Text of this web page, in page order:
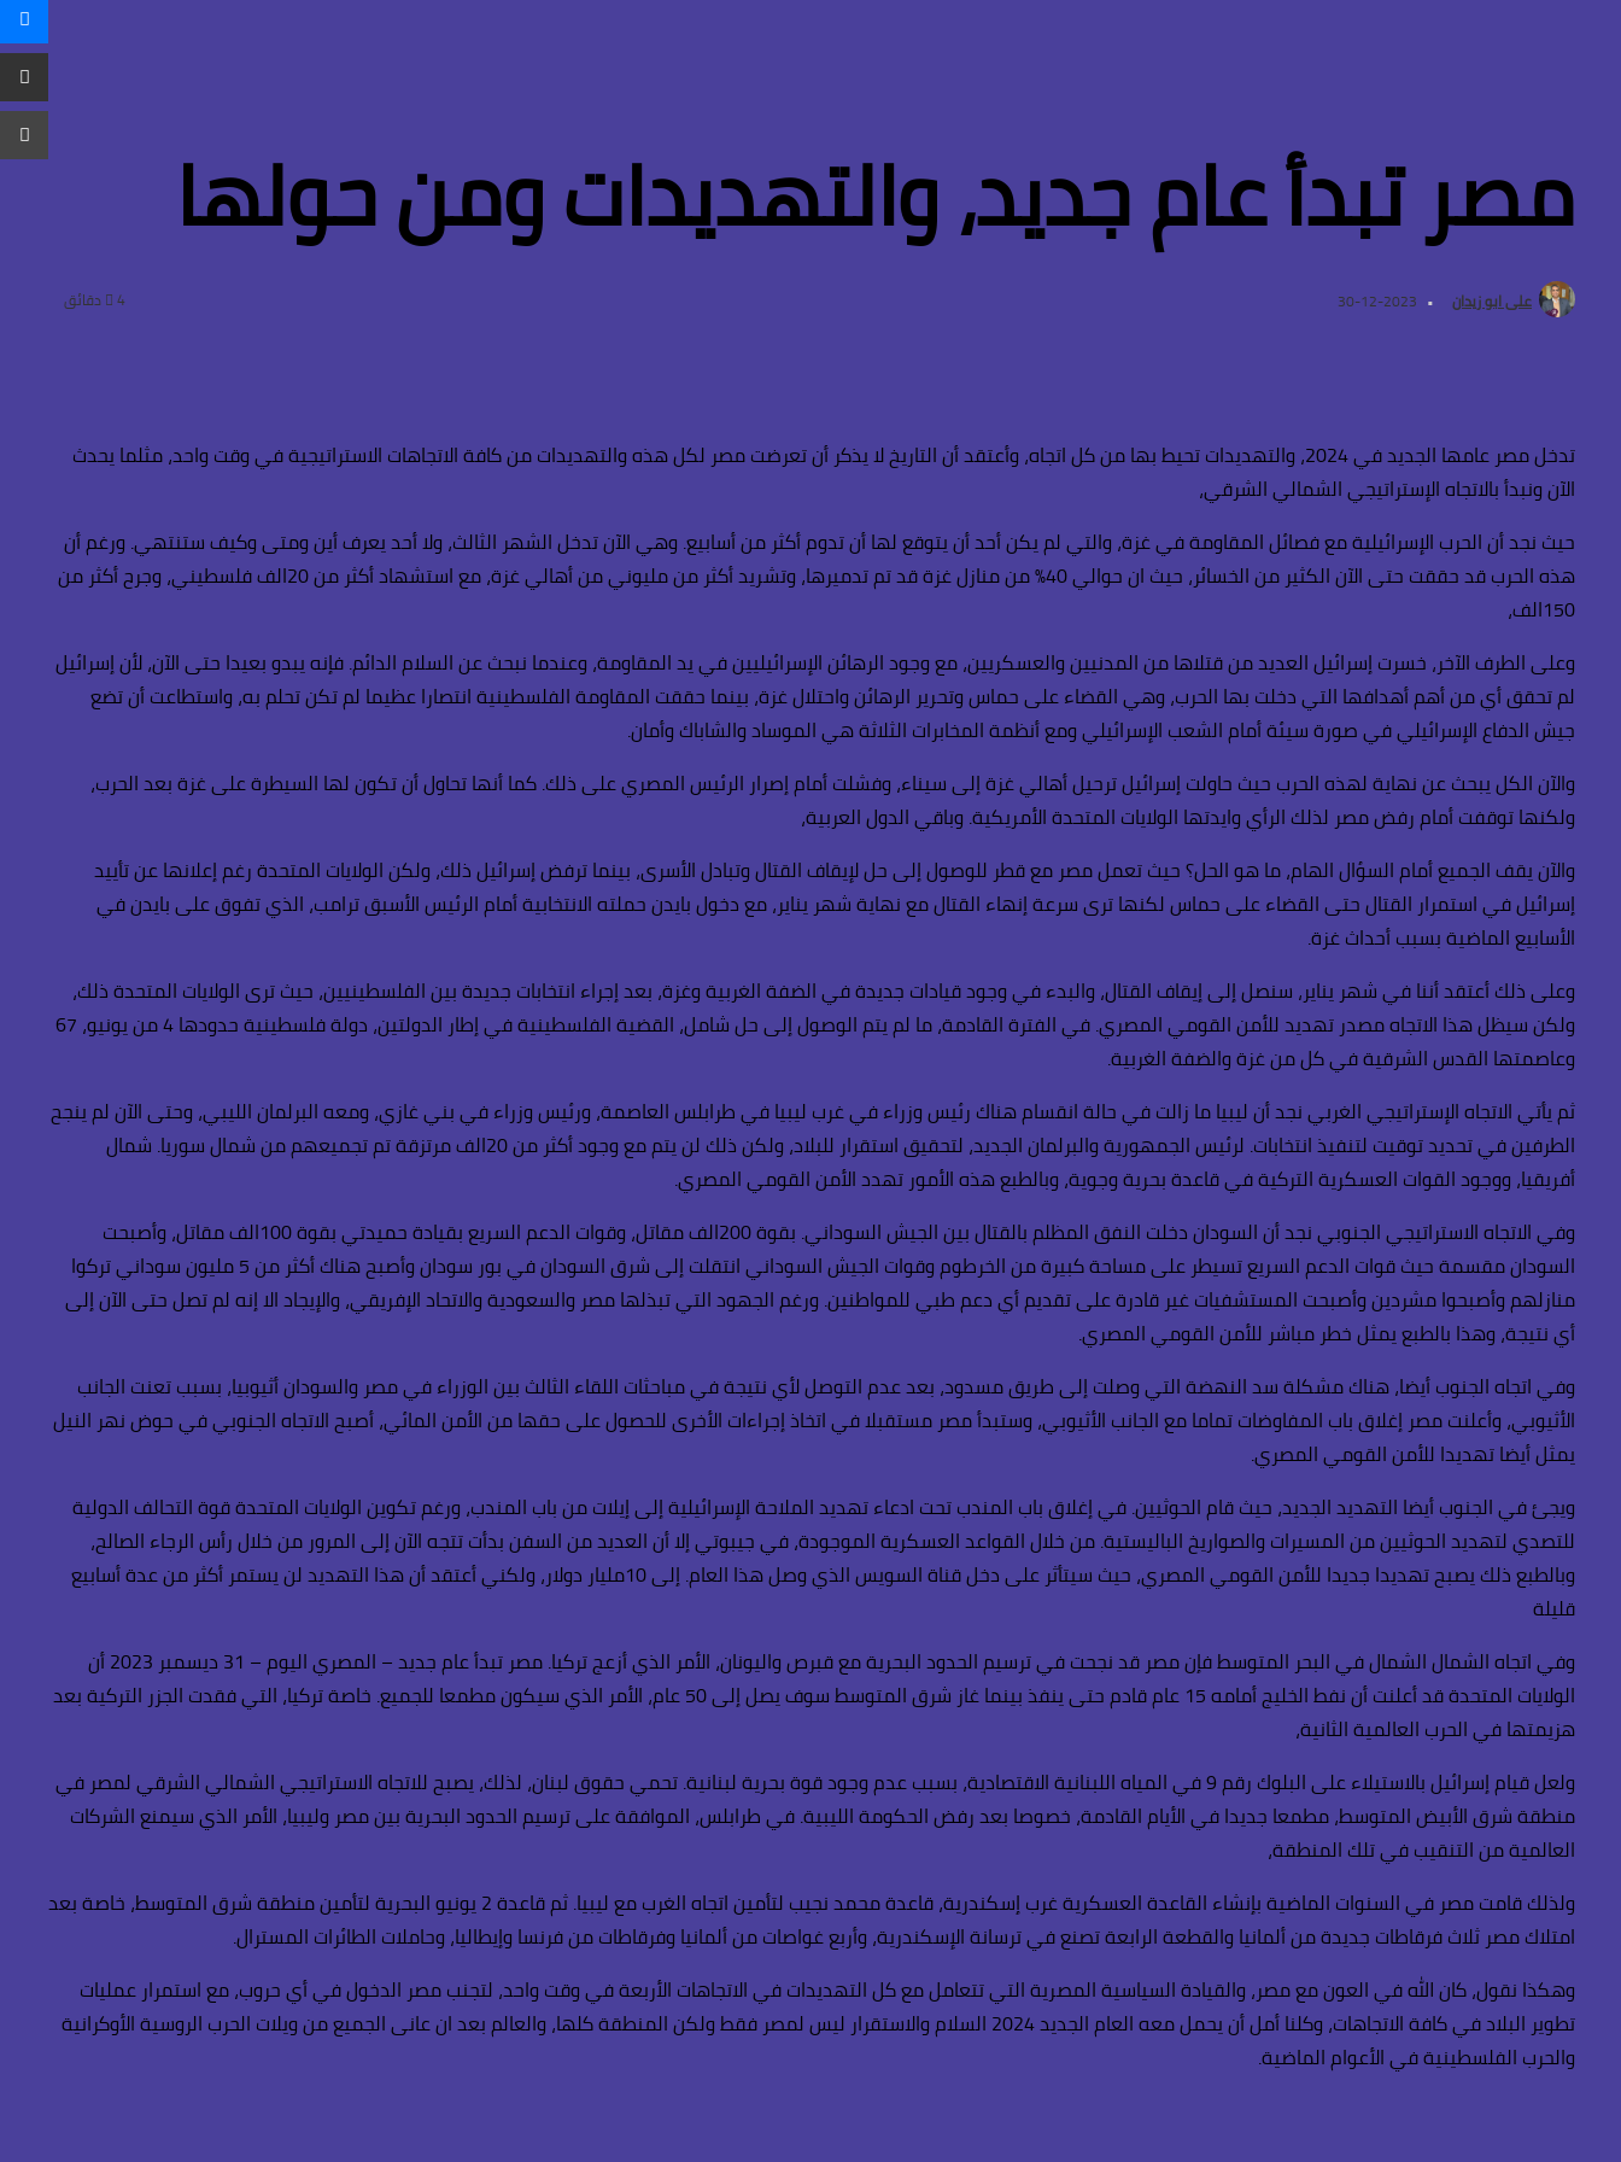
عن
مصر تبدأ عام جديد، والتهديدات ومن حولها
على ابو زيدان 2023-12-30 4 دقائق
تدخل مصر عامها الجديد في 2024، والتهديدات تحيط بها من كل اتجاه، وأعتقد أن التاريخ لا يذكر أن تعرضت مصر لكل هذه والتهديدات من كافة الاتجاهات الاستراتيجية في وقت واحد، مثلما يحدث
الآن ونبدأ بالاتجاه الإستراتيجي الشمالي الشرقي،
حيث نجد أن الحرب الإسرائيلية مع فصائل المقاومة في غزة، والتي لم يكن أحد أن يتوقع لها أن تدوم أكثر من أسابيع. وهي الآن تدخل الشهر الثالث، ولا أحد يعرف أين ومتى وكيف ستنتهي. ورغم أن
هذه الحرب قد حققت حتى الآن الكثير من الخسائر، حيث ان حوالي 40% من منازل غزة قد تم تدميرها، وتشريد أكثر من مليوني من أهالي غزة، مع استشهاد أكثر من 20الف فلسطيني، وجرح أكثر من
150الف،
وعلى الطرف الآخر، خسرت إسرائيل العديد من قتلاها من المدنيين والعسكريين، مع وجود الرهائن الإسرائيليين في يد المقاومة، وعندما نبحث عن السلام الدائم. فإنه يبدو بعيدا حتى الآن، لأن إسرائيل
لم تحقق أي من أهم أهدافها التي دخلت بها الحرب، وهي القضاء على حماس وتحرير الرهائن واحتلال غزة، بينما حققت المقاومة الفلسطينية انتصارا عظيما لم تكن تحلم به، واستطاعت أن تضع
جيش الدفاع الإسرائيلي في صورة سيئة أمام الشعب الإسرائيلي ومع أنظمة المخابرات الثلاثة هي الموساد والشاباك وأمان.
والآن الكل يبحث عن نهاية لهذه الحرب حيث حاولت إسرائيل ترحيل أهالي غزة إلى سيناء، وفشلت أمام إصرار الرئيس المصري على ذلك. كما أنها تحاول أن تكون لها السيطرة على غزة بعد الحرب،
ولكنها توقفت أمام رفض مصر لذلك الرأي وايدتها الولايات المتحدة الأمريكية. وباقي الدول العربية،
والآن يقف الجميع أمام السؤال الهام، ما هو الحل؟ حيث تعمل مصر مع قطر للوصول إلى حل لإيقاف القتال وتبادل الأسرى، بينما ترفض إسرائيل ذلك، ولكن الولايات المتحدة رغم إعلانها عن تأييد
إسرائيل في استمرار القتال حتى القضاء على حماس لكنها ترى سرعة إنهاء القتال مع نهاية شهر يناير، مع دخول بايدن حملته الانتخابية أمام الرئيس الأسبق ترامب، الذي تفوق على بايدن في
الأسابيع الماضية بسبب أحداث غزة.
وعلى ذلك أعتقد أننا في شهر يناير، سنصل إلى إيقاف القتال، والبدء في وجود قيادات جديدة في الضفة الغربية وغزة، بعد إجراء انتخابات جديدة بين الفلسطينيين، حيث ترى الولايات المتحدة ذلك،
ولكن سيظل هذا الاتجاه مصدر تهديد للأمن القومي المصري. في الفترة القادمة، ما لم يتم الوصول إلى حل شامل، القضية الفلسطينية في إطار الدولتين، دولة فلسطينية حدودها 4 من يونيو، 67
وعاصمتها القدس الشرقية في كل من غزة والضفة الغربية.
ثم يأتي الاتجاه الإستراتيجي الغربي نجد أن ليبيا ما زالت في حالة انقسام هناك رئيس وزراء في غرب ليبيا في طرابلس العاصمة، ورئيس وزراء في بني غازي، ومعه البرلمان الليبي، وحتى الآن لم ينجح
الطرفين في تحديد توقيت لتنفيذ انتخابات. لرئيس الجمهورية والبرلمان الجديد، لتحقيق استقرار للبلاد، ولكن ذلك لن يتم مع وجود أكثر من 20الف مرتزقة تم تجميعهم من شمال سوريا. شمال
أفريقيا، ووجود القوات العسكرية التركية في قاعدة بحرية وجوية، وبالطبع هذه الأمور تهدد الأمن القومي المصري.
وفي الاتجاه الاستراتيجي الجنوبي نجد أن السودان دخلت النفق المظلم بالقتال بين الجيش السوداني. بقوة 200الف مقاتل، وقوات الدعم السريع بقيادة حميدتي بقوة 100الف مقاتل، وأصبحت
السودان مقسمة حيث قوات الدعم السريع تسيطر على مساحة كبيرة من الخرطوم وقوات الجيش السوداني انتقلت إلى شرق السودان في بور سودان وأصبح هناك أكثر من 5 مليون سوداني تركوا
منازلهم وأصبحوا مشردين وأصبحت المستشفيات غير قادرة على تقديم أي دعم طبي للمواطنين. ورغم الجهود التي تبذلها مصر والسعودية والاتحاد الإفريقي، والإيجاد الا إنه لم تصل حتى الآن إلى
أي نتيجة، وهذا بالطبع يمثل خطر مباشر للأمن القومي المصري.
وفي اتجاه الجنوب أيضا، هناك مشكلة سد النهضة التي وصلت إلى طريق مسدود، بعد عدم التوصل لأي نتيجة في مباحثات اللقاء الثالث بين الوزراء في مصر والسودان أثيوبيا، بسبب تعنت الجانب
الأثيوبي، وأعلنت مصر إغلاق باب المفاوضات تماما مع الجانب الأثيوبي، وستبدأ مصر مستقبلا في اتخاذ إجراءات الأخرى للحصول على حقها من الأمن المائي، أصبح الاتجاه الجنوبي في حوض نهر النيل
يمثل أيضا تهديدا للأمن القومي المصري.
ويجئ في الجنوب أيضا التهديد الجديد، حيث قام الحوثيين. في إغلاق باب المندب تحت ادعاء تهديد الملاحة الإسرائيلية إلى إيلات من باب المندب، ورغم تكوين الولايات المتحدة قوة التحالف الدولية
للتصدي لتهديد الحوثيين من المسيرات والصواريخ الباليستية. من خلال القواعد العسكرية الموجودة، في جيبوتي إلا أن العديد من السفن بدأت تتجه الآن إلى المرور من خلال رأس الرجاء الصالح،
وبالطبع ذلك يصبح تهديدا جديدا للأمن القومي المصري، حيث سيتأثر على دخل قناة السويس الذي وصل هذا العام. إلى 10مليار دولار، ولكني أعتقد أن هذا التهديد لن يستمر أكثر من عدة أسابيع
قليلة
وفي اتجاه الشمال الشمال في البحر المتوسط فإن مصر قد نجحت في ترسيم الحدود البحرية مع قبرص واليونان، الأمر الذي أزعج تركيا. مصر تبدأ عام جديد – المصري اليوم – 31 ديسمبر 2023 أن
الولايات المتحدة قد أعلنت أن نفط الخليج أمامه 15 عام قادم حتى ينفذ بينما غاز شرق المتوسط سوف يصل إلى 50 عام، الأمر الذي سيكون مطمعا للجميع. خاصة تركيا، التي فقدت الجزر التركية بعد
هزيمتها في الحرب العالمية الثانية،
ولعل قيام إسرائيل بالاستيلاء على البلوك رقم 9 في المياه اللبنانية الاقتصادية، بسبب عدم وجود قوة بحرية لبنانية. تحمي حقوق لبنان، لذلك، يصبح للاتجاه الاستراتيجي الشمالي الشرقي لمصر في
منطقة شرق الأبيض المتوسط، مطمعا جديدا في الأيام القادمة، خصوصا بعد رفض الحكومة الليبية. في طرابلس، الموافقة على ترسيم الحدود البحرية بين مصر وليبيا، الأمر الذي سيمنع الشركات
العالمية من التنقيب في تلك المنطقة،
ولذلك قامت مصر في السنوات الماضية بإنشاء القاعدة العسكرية غرب إسكندرية، قاعدة محمد نجيب لتأمين اتجاه الغرب مع ليبيا. ثم قاعدة 2 يونيو البحرية لتأمين منطقة شرق المتوسط، خاصة بعد
امتلاك مصر ثلاث فرقاطات جديدة من ألمانيا والقطعة الرابعة تصنع في ترسانة الإسكندرية، وأربع غواصات من ألمانيا وفرقاطات من فرنسا وإيطاليا، وحاملات الطائرات المسترال.
وهكذا نقول، كان الله في العون مع مصر، والقيادة السياسية المصرية التي تتعامل مع كل التهديدات في الاتجاهات الأربعة في وقت واحد، لتجنب مصر الدخول في أي حروب، مع استمرار عمليات
تطوير البلاد في كافة الاتجاهات، وكلنا أمل أن يحمل معه العام الجديد 2024 السلام والاستقرار ليس لمصر فقط ولكن المنطقة كلها، والعالم بعد ان عانى الجميع من ويلات الحرب الروسية الأوكرانية
والحرب الفلسطينية في الأعوام الماضية.